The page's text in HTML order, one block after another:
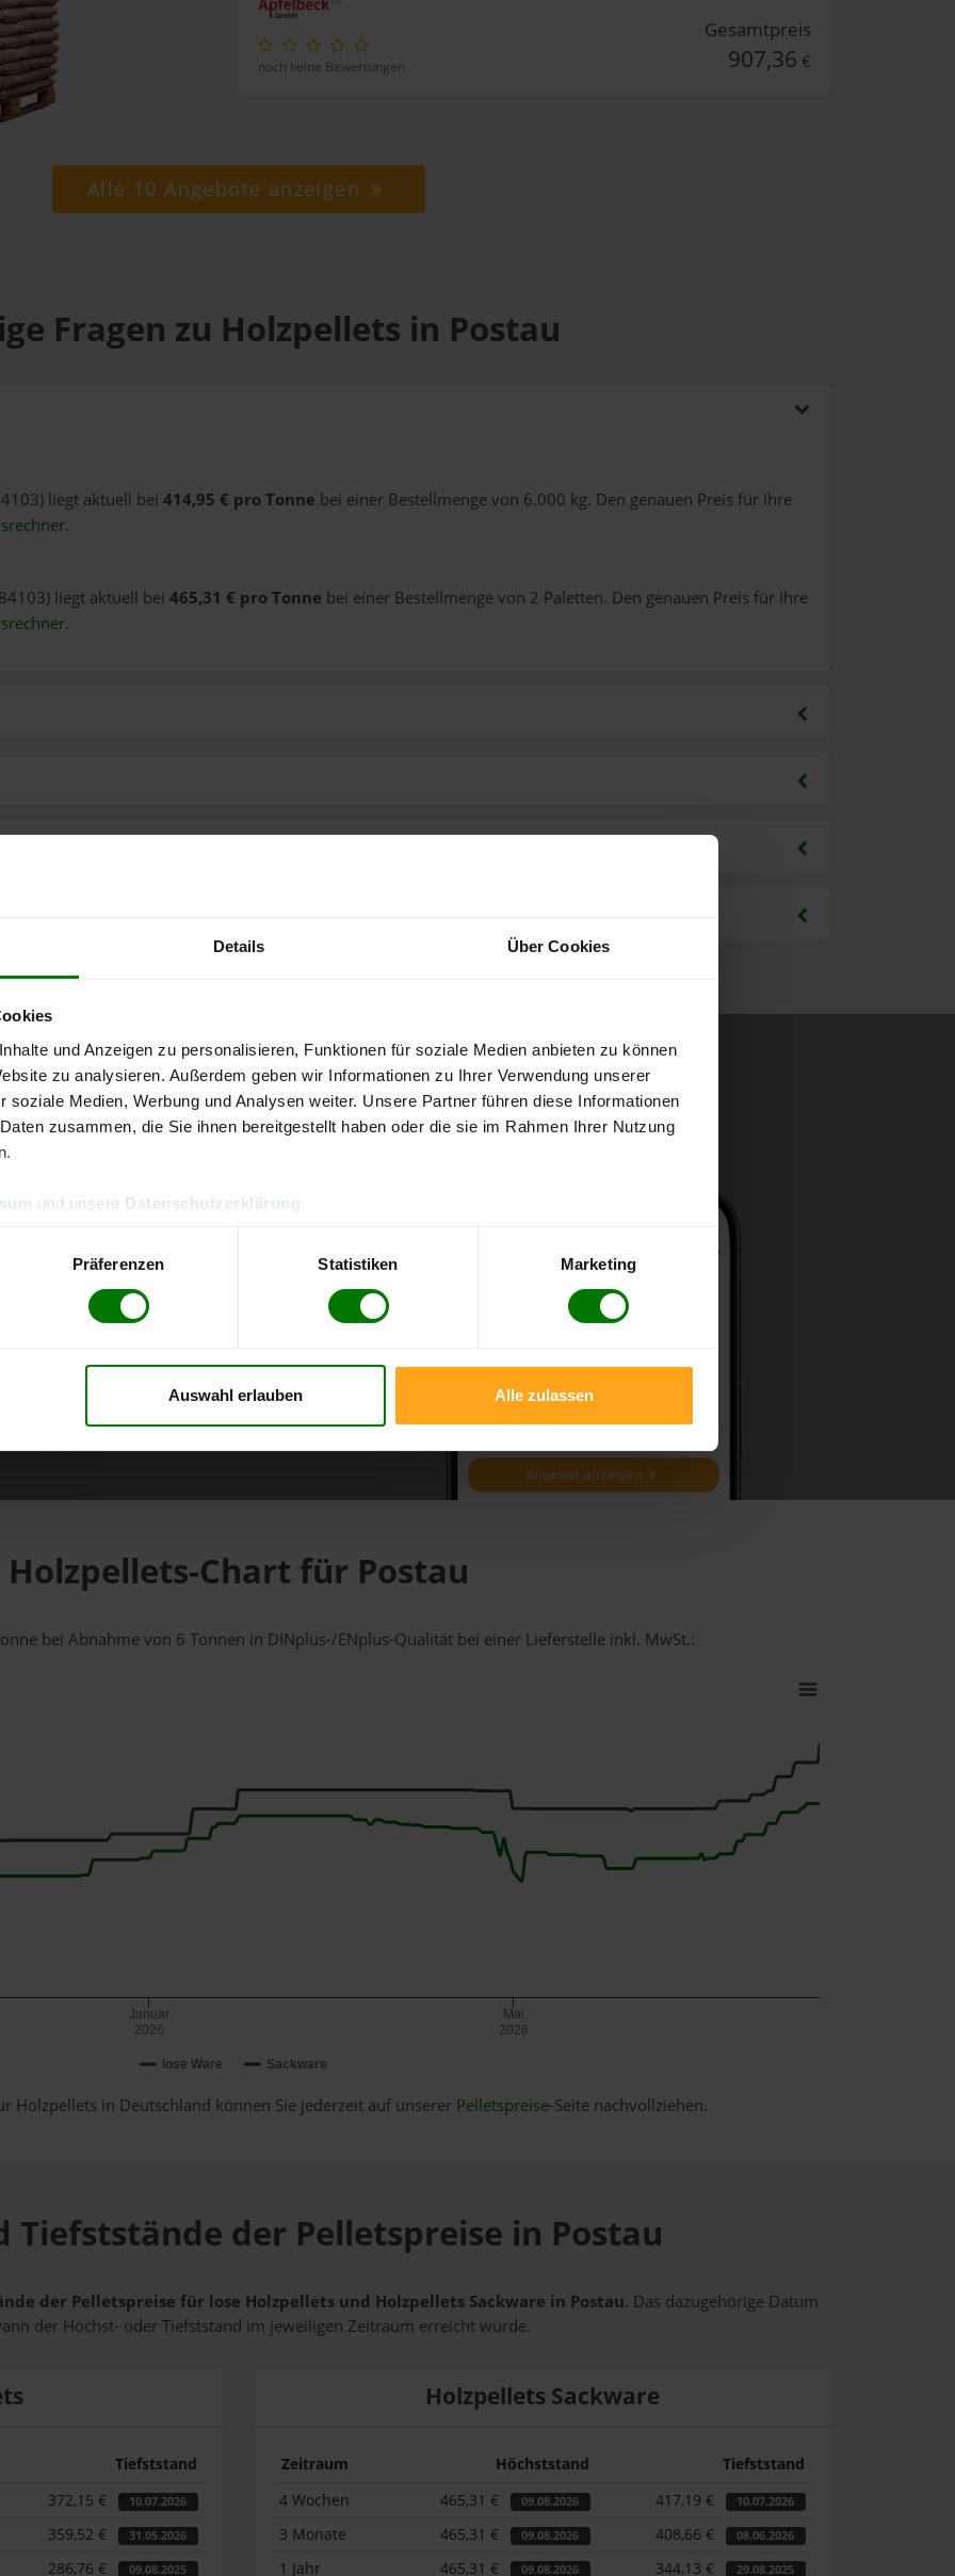
Details Über Cookies
und Anzeigen zu personalisieren, Funktionen für soziale Medien anbieten zu können
zu analysieren. Außerdem geben wir Informationen zu Ihrer Verwendung unserer
soziale Medien, Werbung und Analysen weiter. Unsere Partner führen diese Informationen
zusammen, die Sie ihnen bereitgestellt haben oder die sie im Rahmen Ihrer Nutzung
und unsere Datenschutzerklärung
Präferenzen Statistiken Marketing
Auswahl erlauben Alle zulassen
noch keine Bewertungen
Gesamtpreis
907,36 €
Alle 10 Angebote anzeigen
Fragen zu Holzpellets in Postau
liegt aktuell bei 414,95 € pro Tonne bei einer Bestellmenge von 6.000 kg. Den genauen Preis für Ihre
.
liegt aktuell bei 465,31 € pro Tonne bei einer Bestellmenge von 2 Paletten. Den genauen Preis für Ihre
.
kostenlose
direkt online bestellen
aktuellen Stand
Holzpellets-Chart für Postau
bei Abnahmevon 6 Tonnen in DINplus-/ENplus-Qualität bei einer Lieferstelle inkl. MwSt.:
lose Ware Sackware
Januar
2026
Mai
2026
Holzpellets in Deutschland können Sie jederzeit auf unserer Pelletspreise-Seite nachvollziehen.
Tiefststände der Pelletspreise in Postau
der Pelletspreise für lose Holzpellets und Holzpellets Sackware in Postau. Das dazugehörige Datum
der Höchst- oder Tiefststand im jeweiligen Zeitraum erreicht wurde.
Tiefststand
372,15 € 10.07.2026
359,52 € 31.05.2026
286,76 € 09.08.2025
Holzpellets Sackware
Zeitraum Höchststand
Tiefststand
4 Wochen
465,31 € 09.08.2026 417,19 € 10.07.2026
3 Monate 465,31 € 09.08.2026 408,66 € 08.06.2026
1 Jahr 465,31 € 09.08.2026 344,13 € 29.08.2025